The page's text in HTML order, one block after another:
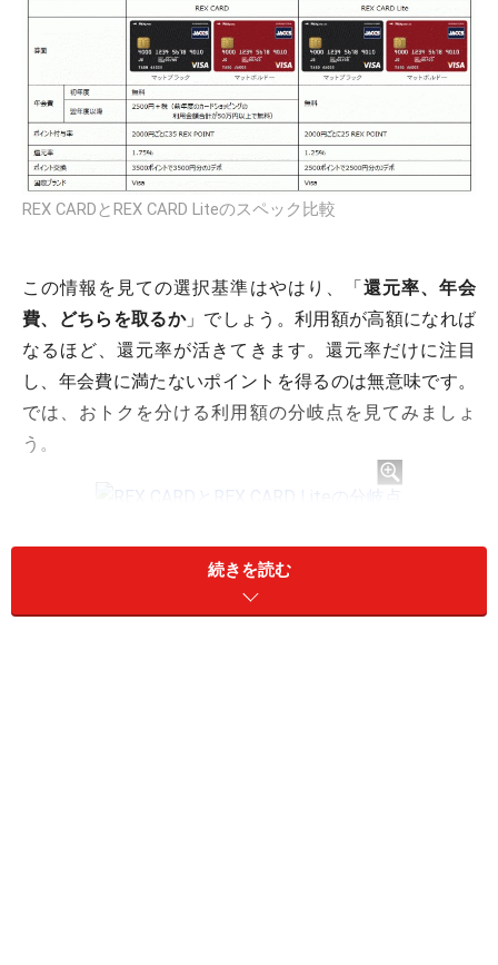
REX CARDとREX CARD Liteのスペック比較
この情報を見ての選択基準はやはり、「還元率、年会
費、どちらを取るか」でしょう。利用額が高額になれば
なるほど、還元率が活きてきます。還元率だけに注目
し、年会費に満たないポイントを得るのは無意味です。
では、おトクを分ける利用額の分岐点を見てみましょ
う。
上の表を見ても分かるように、年間利用額50万円以上か
続きを読む